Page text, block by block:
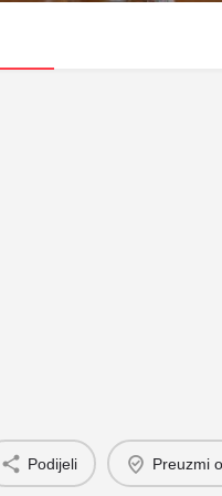
Podijeli Preuzmi